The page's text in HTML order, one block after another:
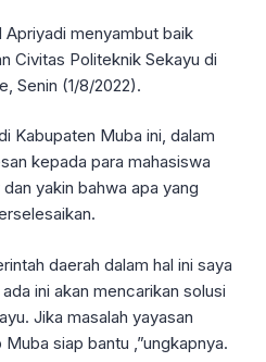
menyambut baik
Civitas Politeknik Sekayu di
Senin (1/8/2022).
Kabupaten Muba ini, dalam
kepada para mahasiswa
yakin bahwa apa yang
daerah dalam hal ini saya
ini akan mencarikan solusi
Jika masalah yayasan
siap bantu ,”ungkapnya.